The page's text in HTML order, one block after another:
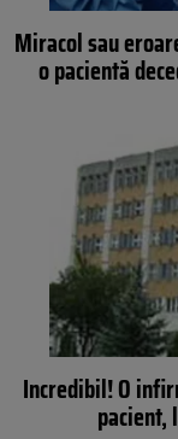
Miracol sau
o pacientă
Incredibil! O
pacient,